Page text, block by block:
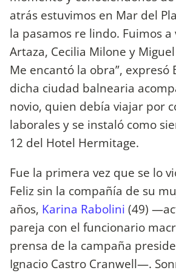
atrás estuvimos en Mar del
la pasamos re lindo. Fuimos a
Artaza, Cecilia Milone y
Me encantó la obra”, expresó
dicha ciudad balnearia
novio, quien debía viajar por
laborales y se instaló como
12 del Hotel Hermitage.
Fue la primera vez que se lo
Feliz sin la compañía de su
años, Karina Rabolini (49)
pareja con el funcionario
prensa de la campaña
Ignacio Castro Cranwell—.